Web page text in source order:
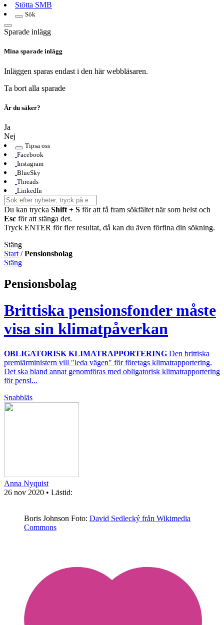
Stötta SMB
Sök
Sparade inlägg
Mina sparade inlägg
Inläggen sparas endast i den här webbläsaren.
Ta bort alla sparade
Är du säker?
Ja
Nej
Tipsa oss
Facebook
Instagram
BlueSky
Threads
LinkedIn
Du kan trycka Shift + S för att få fram sökfältet när som helst och
Esc för att stänga det.
Tryck ENTER för fler resultat, då kan du även förfina din sökning.
Stäng
Start /Pensionsbolag
Stäng
Pensionsbolag
Brittiska pensionsfonder måste
visa sin klimatpåverkan
OBLIGATORISK KLIMATRAPPORTERING Den brittiska
premiärministern vill "leda vägen" för företags klimatrapportering.
Det ska bland annat genomföras med obligatorisk klimatrapportering
för pensi...
Snabbläs
Anna Nyquist
26 nov 2020 • Lästid:
Boris Johnson Foto: David Sedlecký från Wikimedia
Commons